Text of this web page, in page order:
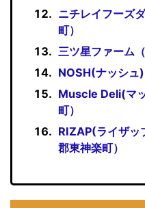
ニチレイフーズ
町）
三ツ星ファーム
NOSH(ナッシュ)
Muscle Deli(マ
町）
RIZAP(ライザッ
郡東神楽町）